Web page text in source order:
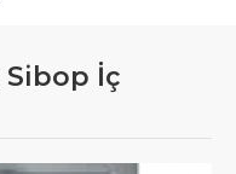
Sibop İç